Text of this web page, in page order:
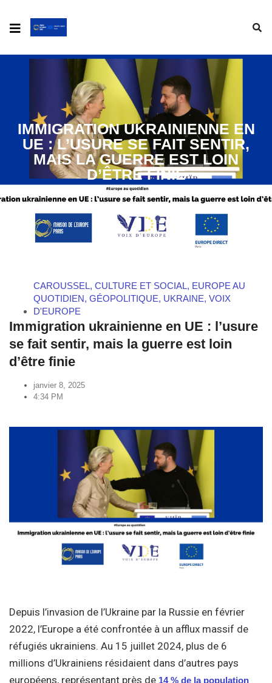
IMMIGRATION UKRAINIENNE EN
UE : L’USURE SE FAIT SENTIR,
MAIS LA GUERRE EST LOIN
D’ÊTRE FINIE
CAROUSSEL, CULTURE ET SOCIAL, EUROPE AU
QUOTIDIEN, GÉOPOLITIQUE, UKRAINE, VOIX
D'EUROPE
Immigration ukrainienne en UE : l’usure
se fait sentir, mais la guerre est loin
d’être finie
janvier 8, 2025
4:34 PM
Depuis l’invasion de l’Ukraine par la Russie en février
2022, l’Europe a été confrontée à un afflux massif de
réfugiés ukrainiens. Au 15 juillet 2024, plus de 6
millions d’Ukrainiens résidaient dans d’autres pays
européens, représentant près de 14 % de la population